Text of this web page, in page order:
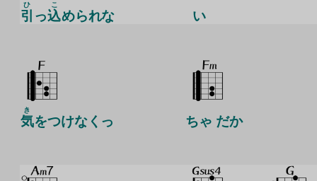
引
ひ
っ込
こ
められな い
気
き
をつけなくっ ちゃ だか